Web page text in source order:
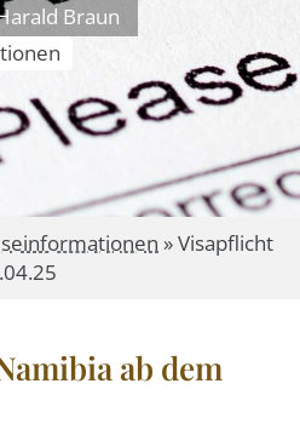
Braun
»Visapflicht
ab dem